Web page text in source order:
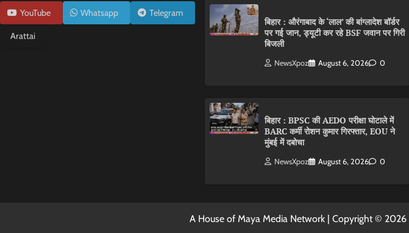
YouTube Whatsapp Telegram
Arattai
बिहार : औरंगाबाद के ‘लाल’ की बांग्लादेश बॉर्डर
पर गई जान, ड्यूटी कर रहे BSF जवान पर गिरी
बिजली
NewsXpoz August 6, 2026 0
बिहार : BPSC की AEDO परीक्षा घोटाले में
BARC कर्मी रोशन कुमार गिरफ्तार, EOU ने
मुंबई में दबोचा
NewsXpoz August 6, 2026 0
A House of Maya Media Network | Copyright © 2026